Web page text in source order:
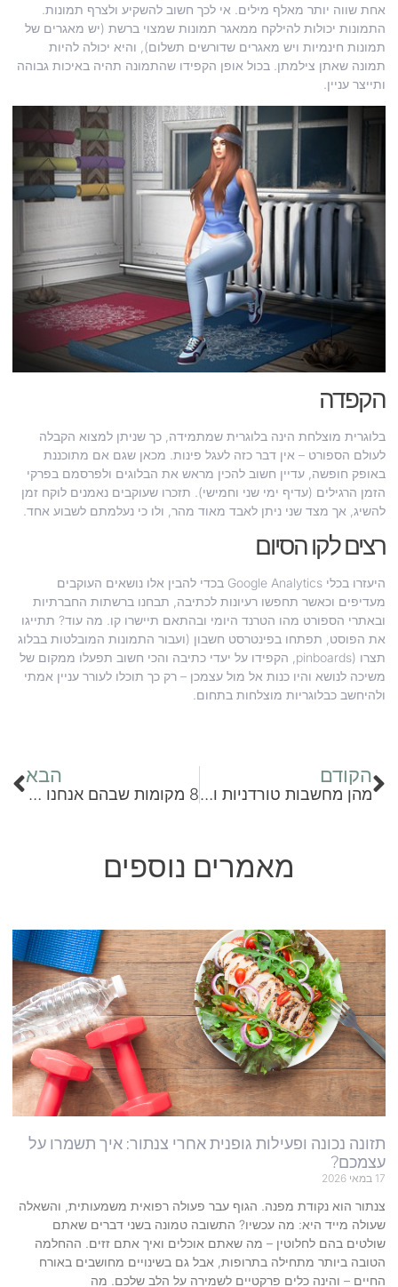
אחת שווה יותר מאלף מילים. אי לכך חשוב להשקיע ולצרף תמונות.
התמונות יכולות להילקח ממאגר תמונות שמצוי ברשת (יש מאגרים של
תמונות חינמיות ויש מאגרים שדורשים תשלום), והיא יכולה להיות
תמונה שאתן צילמתן. בכול אופן הקפידו שהתמונה תהיה באיכות גבוהה
ותייצר עניין.
הקפדה
בלוגרית מוצלחת הינה בלוגרית שמתמידה, כך שניתן למצוא הקבלה
לעולם הספורט – אין דבר כזה לעגל פינות. מכאן שגם אם מתוכננת
באופק חופשה, עדיין חשוב להכין מראש את הבלוגים ולפרסמם בפרקי
הזמן הרגילים (עדיף ימי שני וחמישי). תזכרו שעוקבים נאמנים לוקח זמן
להשיג, אך מצד שני ניתן לאבד מאוד מהר, ולו כי נעלמתם לשבוע אחד.
רצים לקו הסיום
היעזרו בכלי Google Analytics בכדי להבין אלו נושאים העוקבים
מעדיפים וכאשר תחפשו רעיונות לכתיבה, תבחנו ברשתות החברתיות
ובאתרי הספורט מהו הטרנד היומי ובהתאם תיישרו קו. מה עוד? תתייגו
את הפוסט, תפתחו בפינטרסט חשבון (ועבור התמונות המובלטות בבלוג
תצרו (pinboards, הקפידו על יעדי כתיבה והכי חשוב תפעלו ממקום של
משיכה לנושא והיו כנות אל מול עצמכן – רק כך תוכלו לעורר עניין אמתי
ולהיחשב כבלוגריות מוצלחות בתחום.
הקודם
מהן מחשבות טורדניות ואיך מטפלים בהן?
הבא
8 מקומות שבהם אנחנו נפגשים עם חיידקים במהלך יום העבודה
מאמרים נוספים
תזונה נכונה ופעילות גופנית אחרי צנתור: איך תשמרו על
עצמכם?
17 במאי 2026
צנתור הוא נקודת מפנה. הגוף עבר פעולה רפואית משמעותית, והשאלה
שעולה מייד היא: מה עכשיו? התשובה טמונה בשני דברים שאתם
שולטים בהם לחלוטין – מה שאתם אוכלים ואיך אתם זזים. ההחלמה
הטובה ביותר מתחילה בתרופות, אבל גם בשינויים מחושבים באורח
החיים – והינה כלים פרקטיים לשמירה על הלב שלכם. מה